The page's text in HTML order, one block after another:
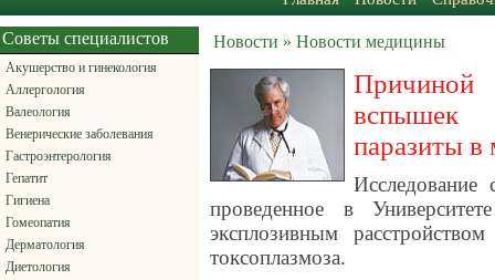
Советы специалистов
Акушерство и гинекология
Аллергология
Валеология
Венерические заболевания
Гастроэнтерология
Гепатит
Гигиена
Гомеопатия
Дерматология
Диетология
Новости » Новости медицины
вспышек
паразиты в
Исследование
проведенное в
эксплозивным
токсоплазмоза.